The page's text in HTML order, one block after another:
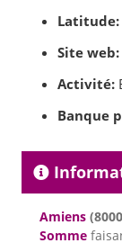
Latitude:
Site web:
Activité:
Banque
Amiens
Somme